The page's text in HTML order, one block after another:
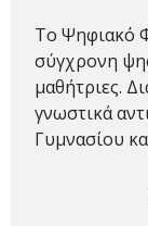
Το Ψηφιακό
σύγχρονη
μαθήτριες.
γνωστικά
Γυμνασίου